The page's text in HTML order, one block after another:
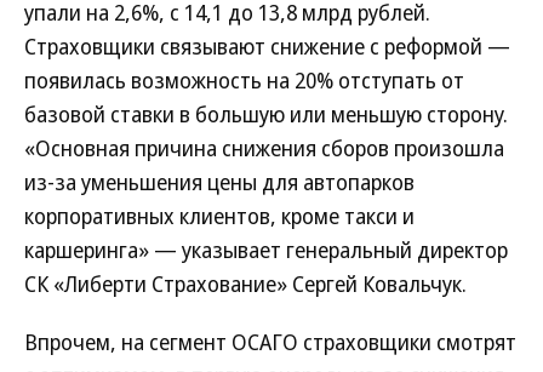
упали на 2,6%, с 14,1 до 13,8 млрд рублей.
Страховщики связывают снижение с реформой —
появилась возможность на 20% отступать от
базовой ставки в большую или меньшую сторону.
«Основная причина снижения сборов произошла
из-за уменьшения цены для автопарков
корпоративных клиентов, кроме такси и
каршеринга» — указывает генеральный директор
СК «Либерти Страхование» Сергей Ковальчук.
Впрочем, на сегмент ОСАГО страховщики смотрят